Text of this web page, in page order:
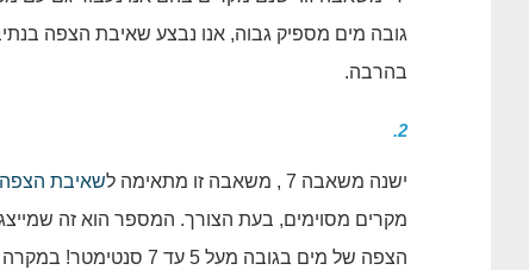
גובה מים מספיק גבוה, אנו נבצע שאיבת הצפה
בהרבה.
2.
ישנה משאבה 7 , משאבה זו מתאימה ל שאיבת